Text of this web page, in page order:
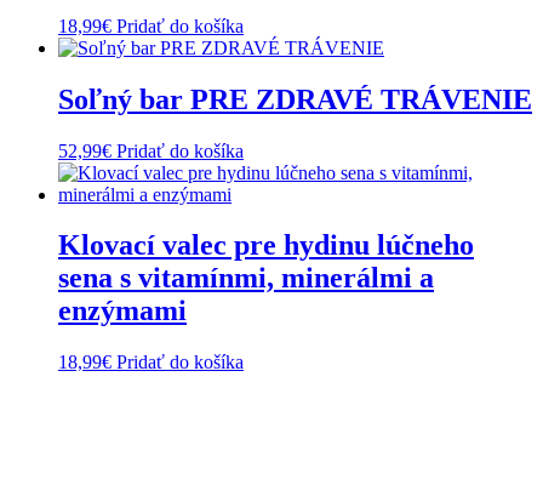
18,99€ Pridať do košíka
Soľný bar PRE ZDRAVÉ TRÁVENIE
52,99€ Pridať do košíka
Klovací valec pre hydinu lúčneho
sena s vitamínmi, minerálmi a
enzýmami
18,99€ Pridať do košíka